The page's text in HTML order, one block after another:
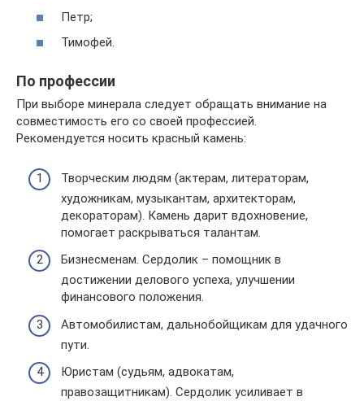
Петр;
Тимофей.
По профессии
При выборе минерала следует обращать внимание на
совместимость его со своей профессией.
Рекомендуется носить красный камень:
Творческим людям (актерам, литераторам,
художникам, музыкантам, архитекторам,
декораторам). Камень дарит вдохновение,
помогает раскрываться талантам.
Бизнесменам. Сердолик – помощник в
достижении делового успеха, улучшении
финансового положения.
Автомобилистам, дальнобойщикам для удачного
пути.
Юристам (судьям, адвокатам,
правозащитникам). Сердолик усиливает в